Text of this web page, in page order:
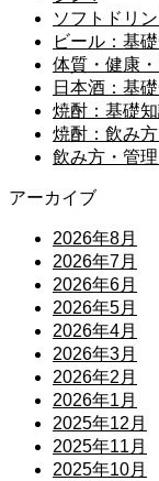
ソフトドリ
ビール：基
体質・健康
日本酒：基
焼酎：基礎
焼酎：飲み
飲み方・管
アーカイブ
2026年8月
2026年7月
2026年6月
2026年5月
2026年4月
2026年3月
2026年2月
2026年1月
2025年12月
2025年11月
2025年10月